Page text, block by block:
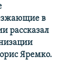
в
рассказал
Яремко.